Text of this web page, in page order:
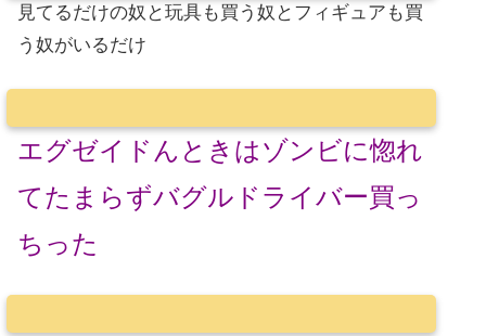
見てるだけの奴と玩具も買う奴とフィギュアも買
う奴がいるだけ
エグゼイドんときはゾンビに惚れ
てたまらずバグルドライバー買っ
ちった